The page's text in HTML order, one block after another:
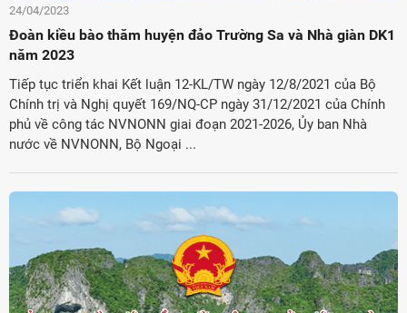
24/04/2023
Đoàn kiều bào thăm huyện đảo Trường Sa và Nhà giàn DK1
năm 2023
Tiếp tục triển khai Kết luận 12-KL/TW ngày 12/8/2021 của Bộ
Chính trị và Nghị quyết 169/NQ-CP ngày 31/12/2021 của Chính
phủ về công tác NVNONN giai đoạn 2021-2026, Ủy ban Nhà
nước về NVNONN, Bộ Ngoại ...